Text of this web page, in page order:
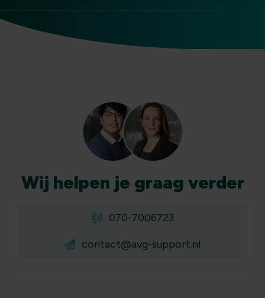
Wij helpen je graag verder
070-7006723
contact@avg-support.nl